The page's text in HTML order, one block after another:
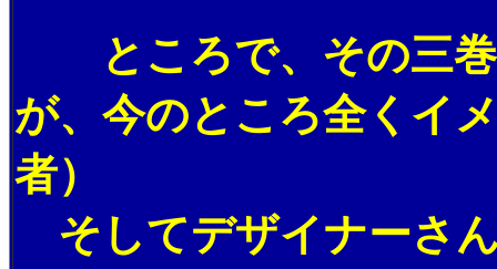
ところで、その三巻
が、今のところ全くイ
者）
そしてデザイナーさ